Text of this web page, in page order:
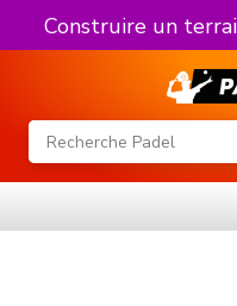
Construire un